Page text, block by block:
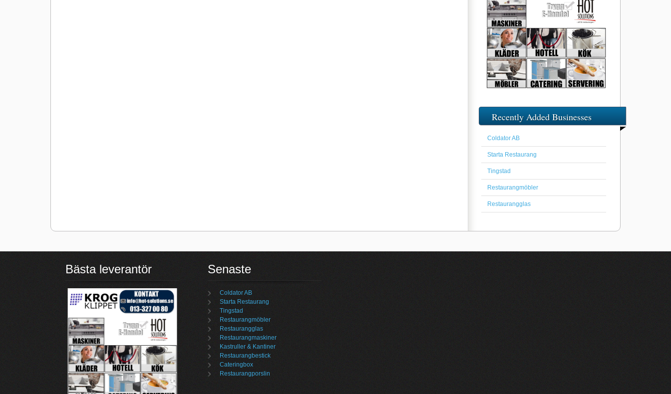
Recently Added Businesses
Coldator AB
Starta Restaurang
Tingstad
Restaurangmöbler
Restaurangglas
Bästa leverantör Senaste
Coldator AB
Starta Restaurang
Tingstad
Restaurangmöbler
Restaurangglas
Restaurangmaskiner
Kastruller & Kantiner
Restaurangbestick
Cateringbox
Restaurangporslin